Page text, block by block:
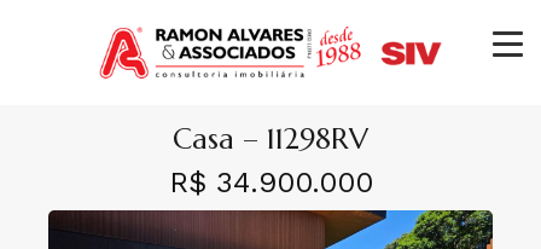
Casa – 11298RV
R$ 34.900.000